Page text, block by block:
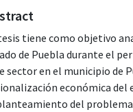
tiene como objetivo
de Puebla durante el
sector en el municipio de
económica del
del